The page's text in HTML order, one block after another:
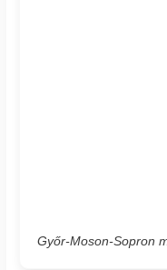
Győr-Moson-Sopron